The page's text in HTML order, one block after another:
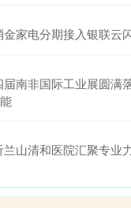
家电分期接入银联云
南非国际工业展圆满
山清和医院汇聚专业